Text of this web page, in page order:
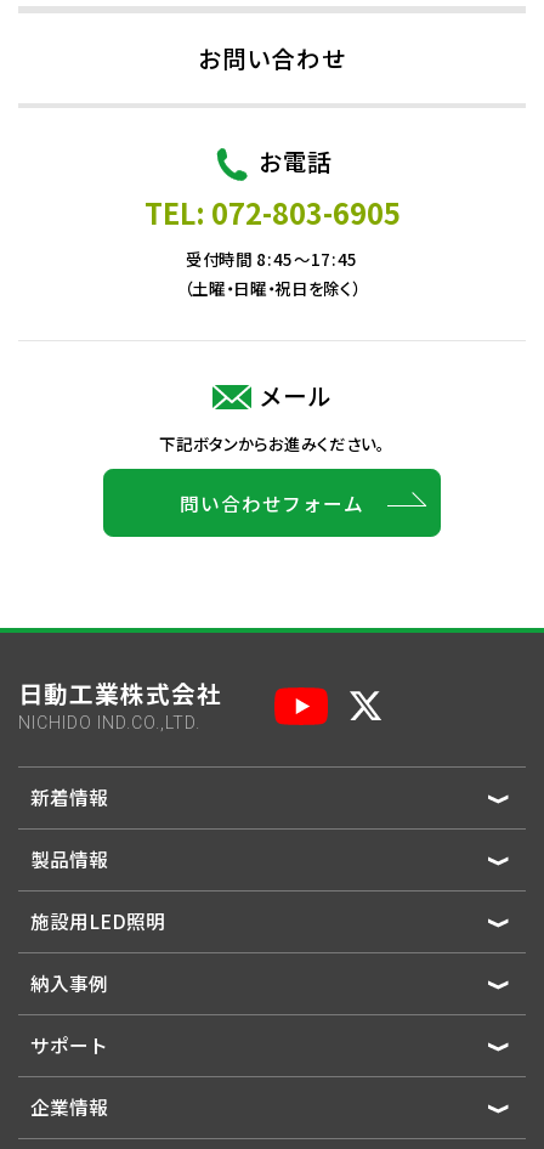
お問い合わせ
お電話
TEL: 072-803-6905
受付時間 8:45～17:45
（土曜・日曜・祝日を除く）
メール
下記ボタンからお進みください。
問い合わせフォーム
日動工業株式会社
NICHIDO IND.CO.,LTD.
新着情報
製品情報
施設用LED照明
納入事例
サポート
企業情報